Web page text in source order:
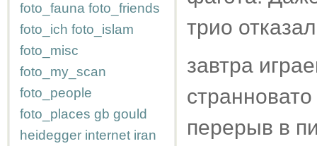
foto_fauna foto_friends
foto_ich foto_islam
foto_misc
foto_my_scan
foto_people
foto_places gb gould
heidegger internet iran
трио
завтра
перерыв в